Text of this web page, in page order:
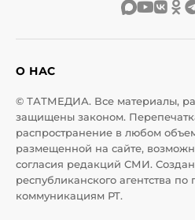
О НАС
© ТАТМЕДИА. Все материалы,
защищены законом.
распространение в любом
размещенной на сайте,
согласия редакций СМИ.
республиканского агентства
коммуникациям РТ.